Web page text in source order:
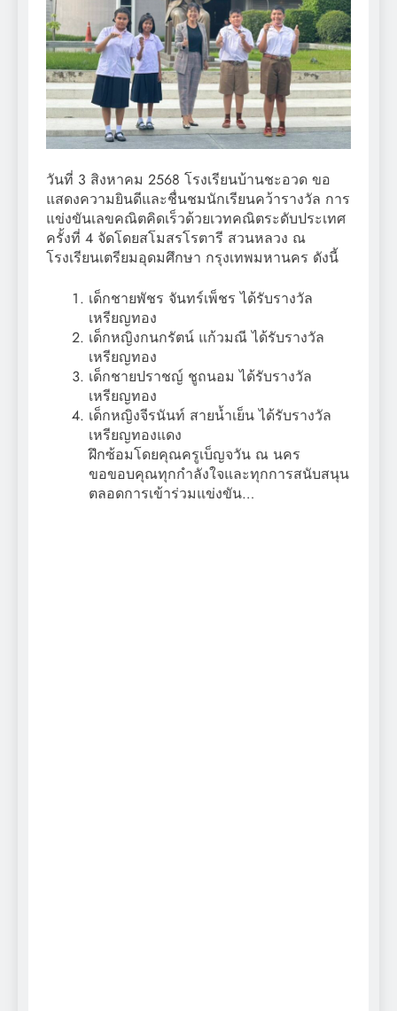
วันที่ 3 สิงหาคม 2568 โรงเรียนบ้านชะอวด ขอ
แสดงความยินดีและชื่นชมนักเรียนคว้ารางวัล การ
แข่งขันเลขคณิตคิดเร็วด้วยเวทคณิตระดับประเทศ
ครั้งที่ 4 จัดโดยสโมสรโรตารี สวนหลวง ณ
โรงเรียนเตรียมอุดมศึกษา กรุงเทพมหานคร ดังนี้
เด็กชายพัชร จันทร์เพ็ชร ได้รับรางวัล
เหรียญทอง
เด็กหญิงกนกรัตน์ แก้วมณี ได้รับรางวัล
เหรียญทอง
เด็กชายปราชญ์ ชูถนอม ได้รับรางวัล
เหรียญทอง
เด็กหญิงจีรนันท์ สายน้ำเย็น ได้รับรางวัล
เหรียญทองแดง
ฝึกซ้อมโดยคุณครูเบ็ญจวัน ณ นคร
ขอขอบคุณทุกกำลังใจและทุกการสนับสนุน
ตลอดการเข้าร่วมแข่งขัน…